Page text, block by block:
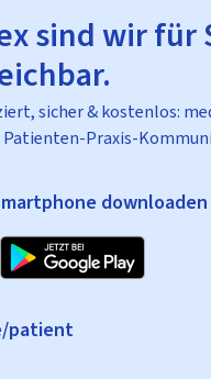
sind wir für
sicher & kostenlos:
Praxis-
downloaden
patient